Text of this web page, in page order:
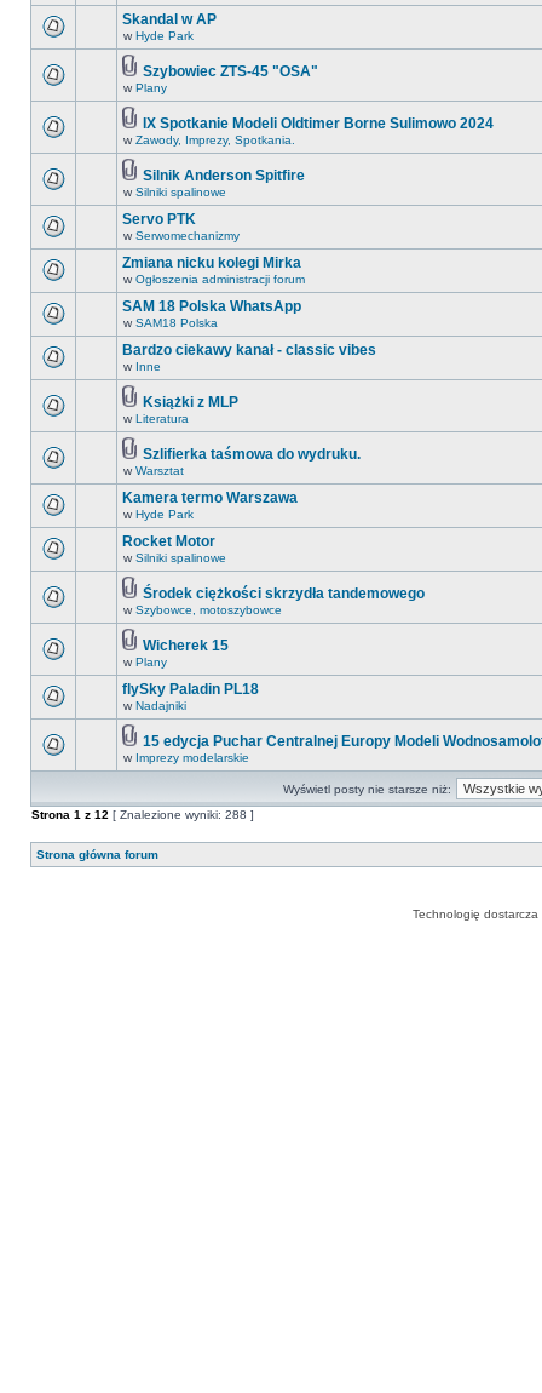
Skandal w AP
w Hyde Park
Szybowiec ZTS-45 "OSA"
w Plany
IX Spotkanie Modeli Oldtimer Borne Sulimowo 2024
w Zawody, Imprezy, Spotkania.
Silnik Anderson Spitfire
w Silniki spalinowe
Servo PTK
w Serwomechanizmy
Zmiana nicku kolegi Mirka
w Ogłoszenia administracji forum
SAM 18 Polska WhatsApp
w SAM18 Polska
Bardzo ciekawy kanał - classic vibes
w Inne
Książki z MLP
w Literatura
Szlifierka taśmowa do wydruku.
w Warsztat
Kamera termo Warszawa
w Hyde Park
Rocket Motor
w Silniki spalinowe
Środek ciężkości skrzydła tandemowego
w Szybowce, motoszybowce
Wicherek 15
w Plany
flySky Paladin PL18
w Nadajniki
15 edycja Puchar Centralnej Europy Modeli
w Imprezy modelarskie
Wyświetl posty nie starsze niż:
Strona 1 z 12 [ Znalezione wyniki: 288 ]
Strona główna forum
Technologię dostarcza